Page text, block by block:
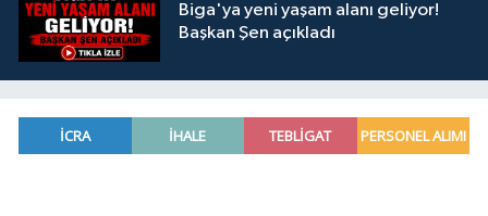
Biga'ya yeni yaşam alanı geliyor!
Başkan Şen açıkladı